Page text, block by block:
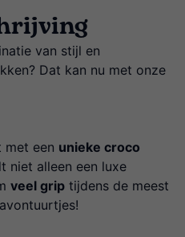
van stijl en
Dat kan nu met onze
met een unieke croco
niet alleen een luxe
veel grip tijdens de meest